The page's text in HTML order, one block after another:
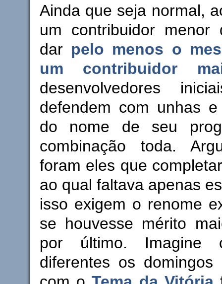
Ainda que seja normal,
um contribuidor menor
dar pelo menos o
um contribuidor
desenvolvedores
defendem com unhas
do nome de seu
combinação toda.
foram eles que
ao qual faltava apenas
isso exigem o renome
se houvesse mérito
por último. Imagine
diferentes os